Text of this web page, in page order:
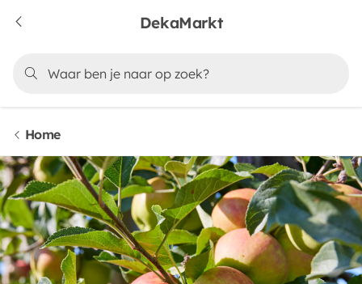
DekaMarkt
Home